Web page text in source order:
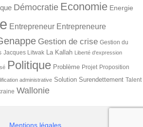
Démocratie Economie Energie
Entrepreneur Entrepreneure
Gestion de crise Gestion du
Jacques Litwak La Kallah Liberté d'expression
Politique Problème Projet Proposition
administrative Solution Surendettement Talent
Wallonie
Mentions légales